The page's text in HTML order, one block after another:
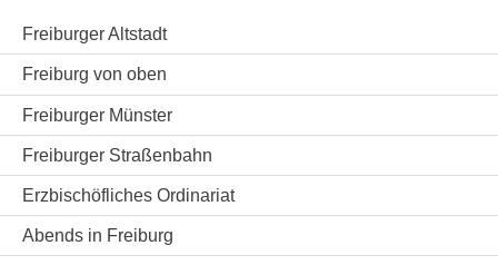
Freiburger Altstadt
Freiburg von oben
Freiburger Münster
Freiburger Straßenbahn
Erzbischöfliches Ordinariat
Abends in Freiburg